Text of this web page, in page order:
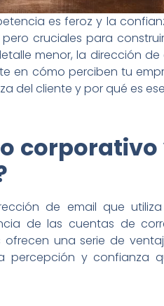
es feroz y la
cruciales para
menor, la dirección
en cómo perciben tu
del cliente y por qué es
corporativo
de email que
de las cuentas de
una serie de
percepción y confianza